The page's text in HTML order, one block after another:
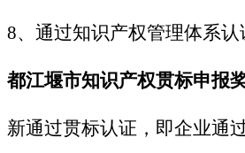
8、通过知识产权管理体系认
都江堰市知识产权贯标申报
新通过贯标认证，即企业通